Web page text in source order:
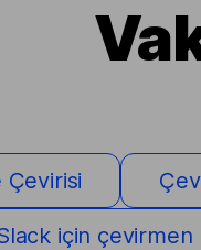
Çevirisi
için çevirmen